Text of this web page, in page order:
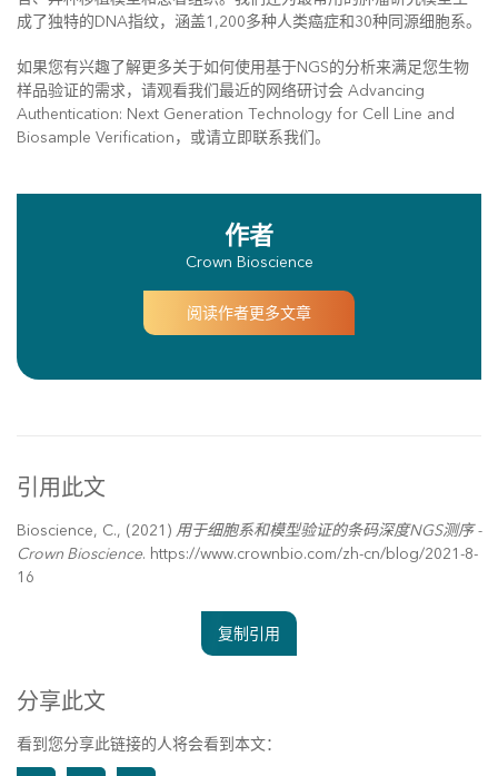
成了独特的DNA指纹，涵盖1,200多种人类癌症和30种同源细胞系。
如果您有兴趣了解更多关于如何使用基于NGS的分析来满足您生物
样品验证的需求，请观看我们最近的网络研讨会 Advancing
Authentication: Next Generation Technology for Cell Line and
Biosample Verification，或请立即联系我们。
作者
Crown Bioscience
阅读作者更多文章
引用此文
Bioscience, C., (2021) 用于细胞系和模型验证的条码深度NGS测序 -
Crown Bioscience. https://www.crownbio.com/zh-cn/blog/2021-8-
16
复制引用
分享此文
看到您分享此链接的人将会看到本文：